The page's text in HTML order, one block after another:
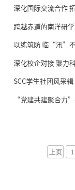
深化国际交流合作
以练筑防 临“汛”
上页 1